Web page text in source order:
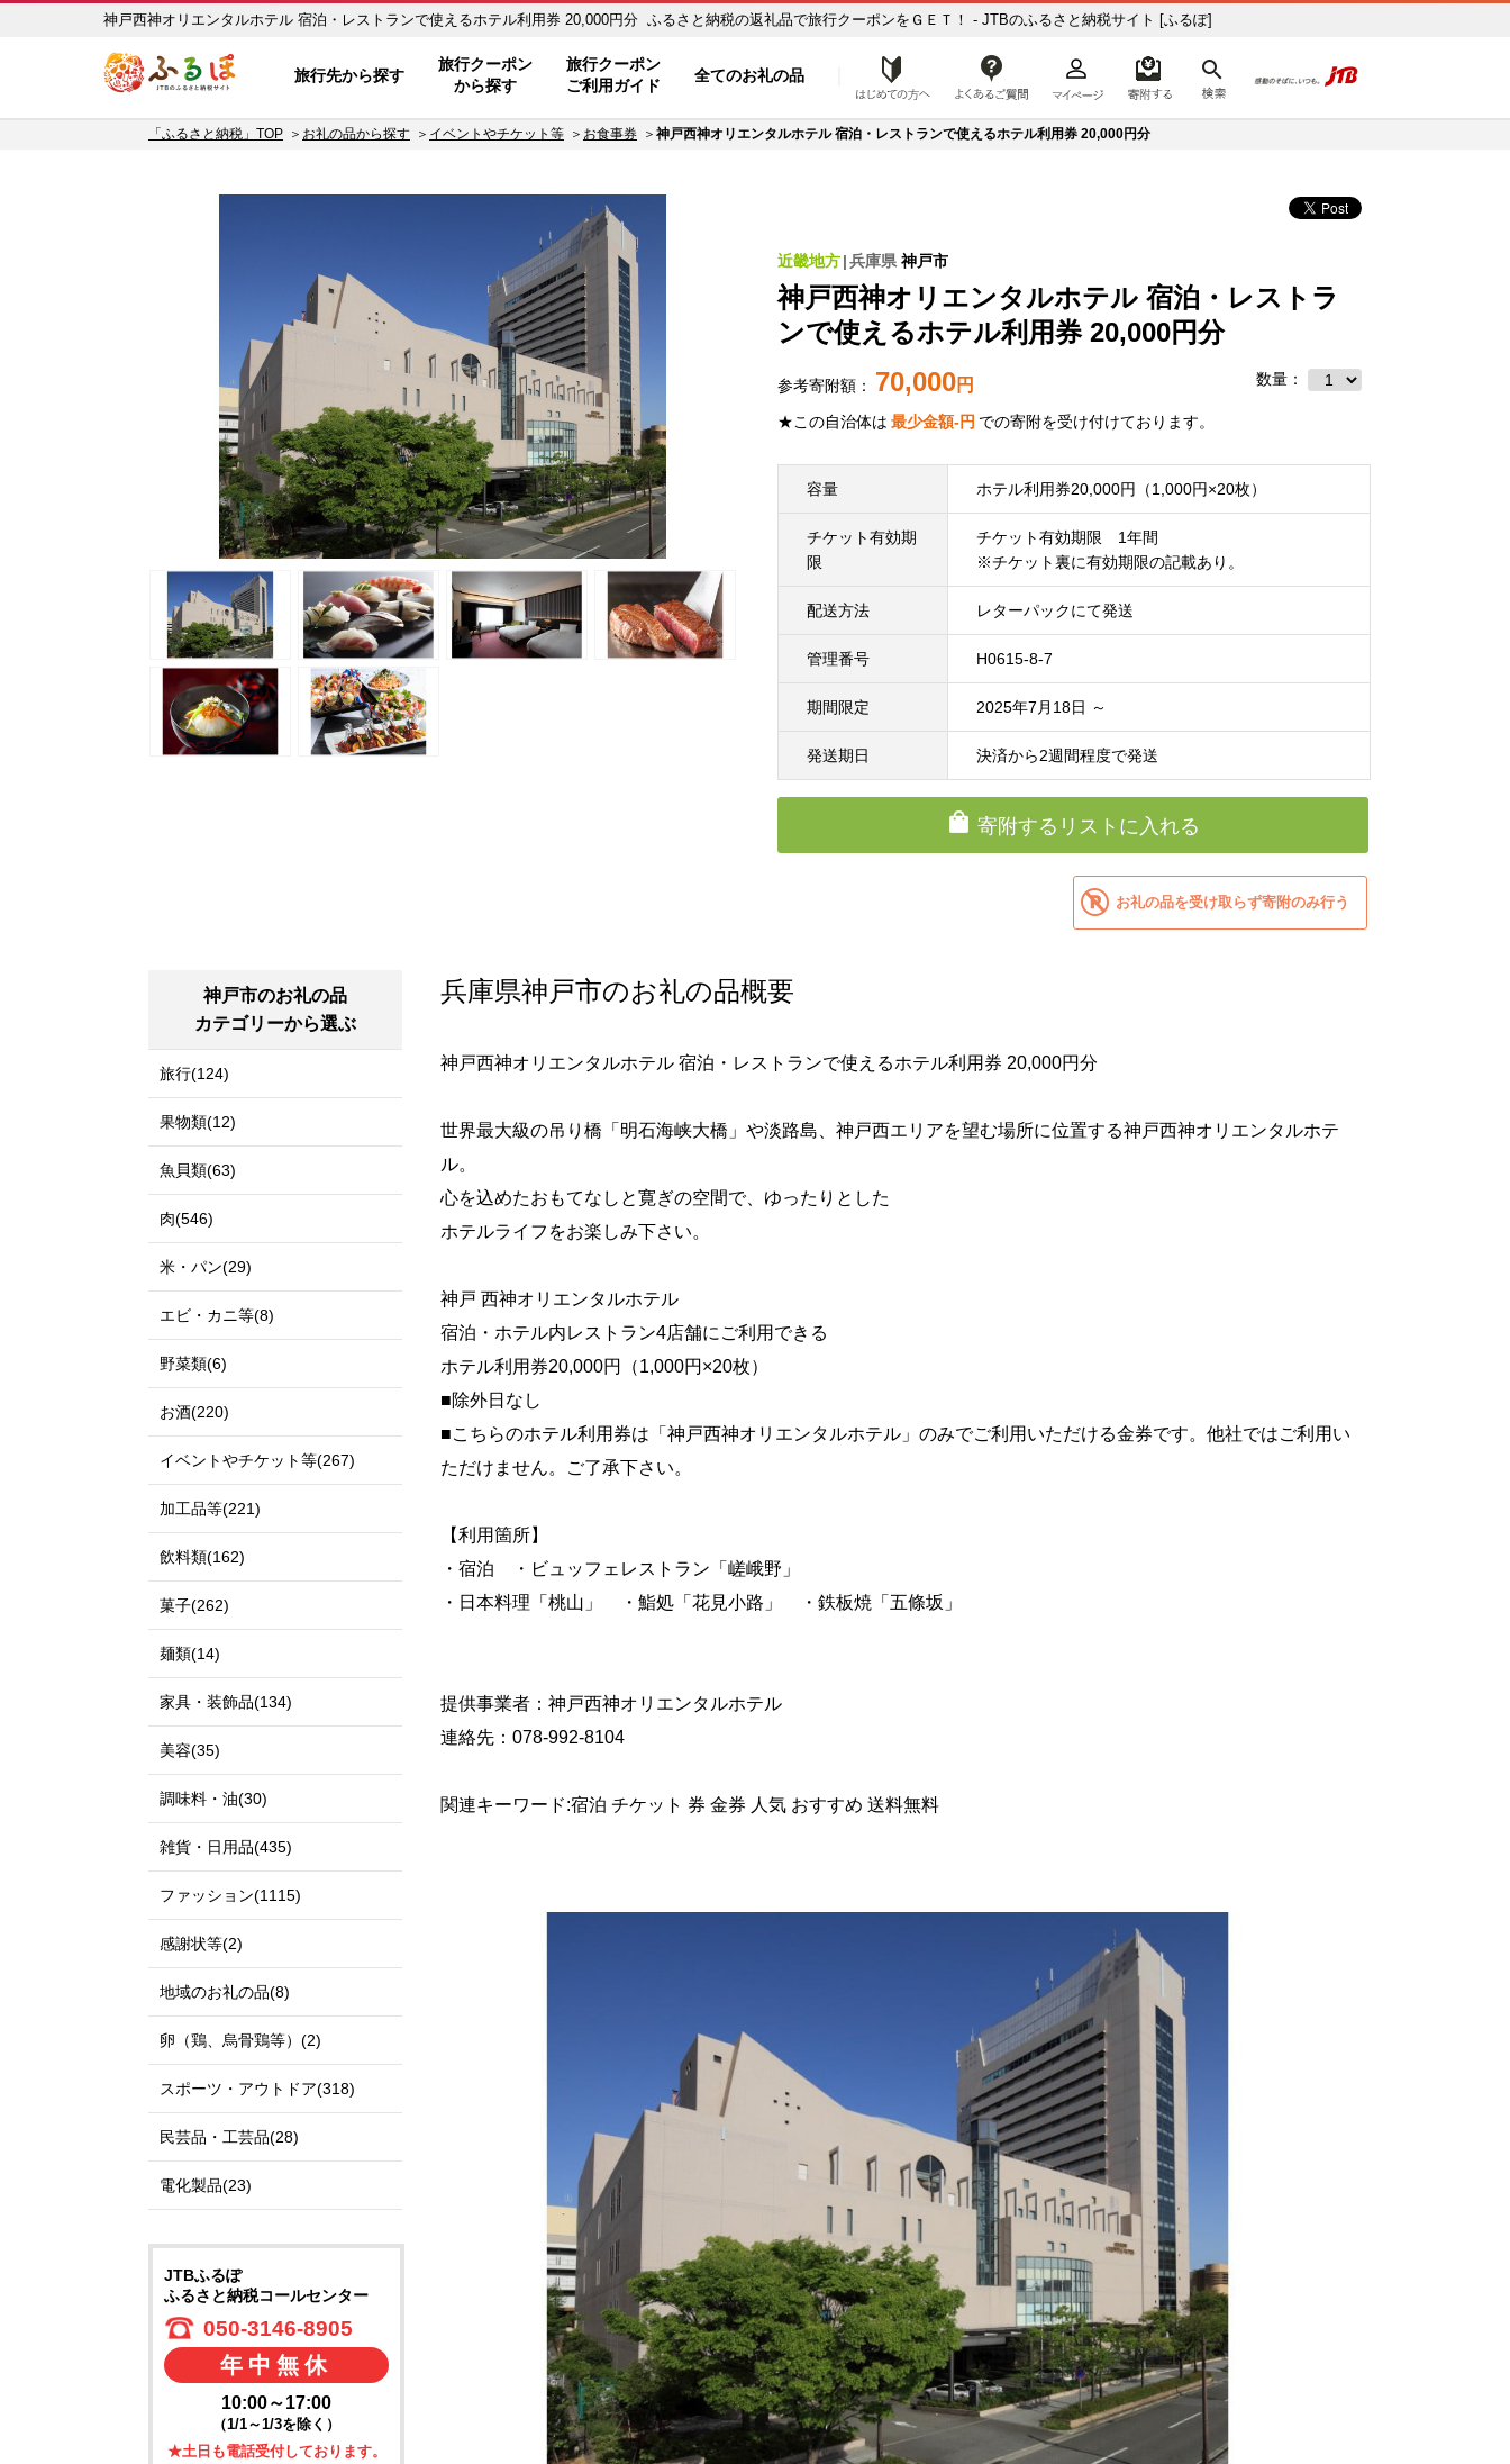
神戸西神オリエンタルホテル 宿泊・レストランで使えるホテル利用券 20,000円分 ふるさと納税の返礼品で旅行クーポンをＧＥＴ！ - JTBのふるさと納税サイト [ふるぽ]
旅行先から探す
旅行クーポン
から探す
旅行クーポン
ご利用ガイド
全てのお礼の品 はじめての方へ
「ふるさと納税」TOP お礼の品から探す イベントやチケット等 お食事券 神戸西神オリエンタルホテル 宿泊・レストランで使えるホテル利用券 20,000円分
近畿地方 兵庫県 神戸市
神戸西神オリエンタルホテル 宿泊・レストラ
ンで使えるホテル利用券 20,000円分
参考寄附額： 70,000円 数量：
★この自治体は 最少金額-円 での寄附を受け付けております。
容量 ホテル利用券20,000円（1,000円×20枚）
チケット有効期
限
チケット有効期限 1年間
※チケット裏に有効期限の記載あり。
配送方法 レターパックにて発送
管理番号 H0615-8-7
期間限定 2025年7月18日 ～
発送期日 決済から2週間程度で発送
寄附するリストに入れる
お礼の品を受け取らず寄附のみ行う
兵庫県神戸市のお礼の品概要
神戸西神オリエンタルホテル 宿泊・レストランで使えるホテル利用券 20,000円分
世界最大級の吊り橋「明石海峡大橋」や淡路島、神戸西エリアを望む場所に位置する神戸西神オリエンタルホテ
ル。
心を込めたおもてなしと寛ぎの空間で、ゆったりとした
ホテルライフをお楽しみ下さい。
神戸 西神オリエンタルホテル
宿泊・ホテル内レストラン4店舗にご利用できる
ホテル利用券20,000円（1,000円×20枚）
■除外日なし
■こちらのホテル利用券は「神戸西神オリエンタルホテル」のみでご利用いただける金券です。他社ではご利用い
ただけません。ご了承下さい。
【利用箇所】
・宿泊 ・ビュッフェレストラン「嵯峨野」
・日本料理「桃山」 ・鮨処「花見小路」 ・鉄板焼「五條坂」
提供事業者：神戸西神オリエンタルホテル
連絡先：078-992-8104
関連キーワード:宿泊 チケット 券 金券 人気 おすすめ 送料無料
神戸市のお礼の品
カテゴリーから選ぶ
旅行(124)
果物類(12)
魚貝類(63)
肉(546)
米・パン(29)
エビ・カニ等(8)
野菜類(6)
お酒(220)
イベントやチケット等(267)
加工品等(221)
飲料類(162)
菓子(262)
麺類(14)
家具・装飾品(134)
美容(35)
調味料・油(30)
雑貨・日用品(435)
ファッション(1115)
感謝状等(2)
地域のお礼の品(8)
卵（鶏、烏骨鶏等）(2)
スポーツ・アウトドア(318)
民芸品・工芸品(28)
電化製品(23)
JTBふるぽ
ふるさと納税コールセンター
050-3146-8905
年中無休
10:00～17:00
（1/1～1/3を除く）
★土日も電話受付しております。